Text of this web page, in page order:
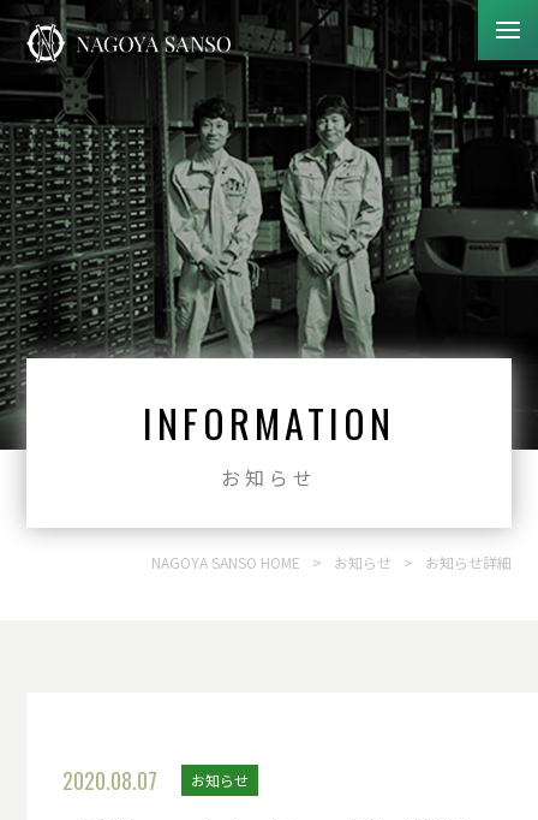
INFORMATION
お知らせ
NAGOYA SANSO HOME > お知らせ > お知らせ詳細
2020.08.07 お知らせ